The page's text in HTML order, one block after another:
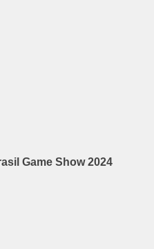
Game Show 2024